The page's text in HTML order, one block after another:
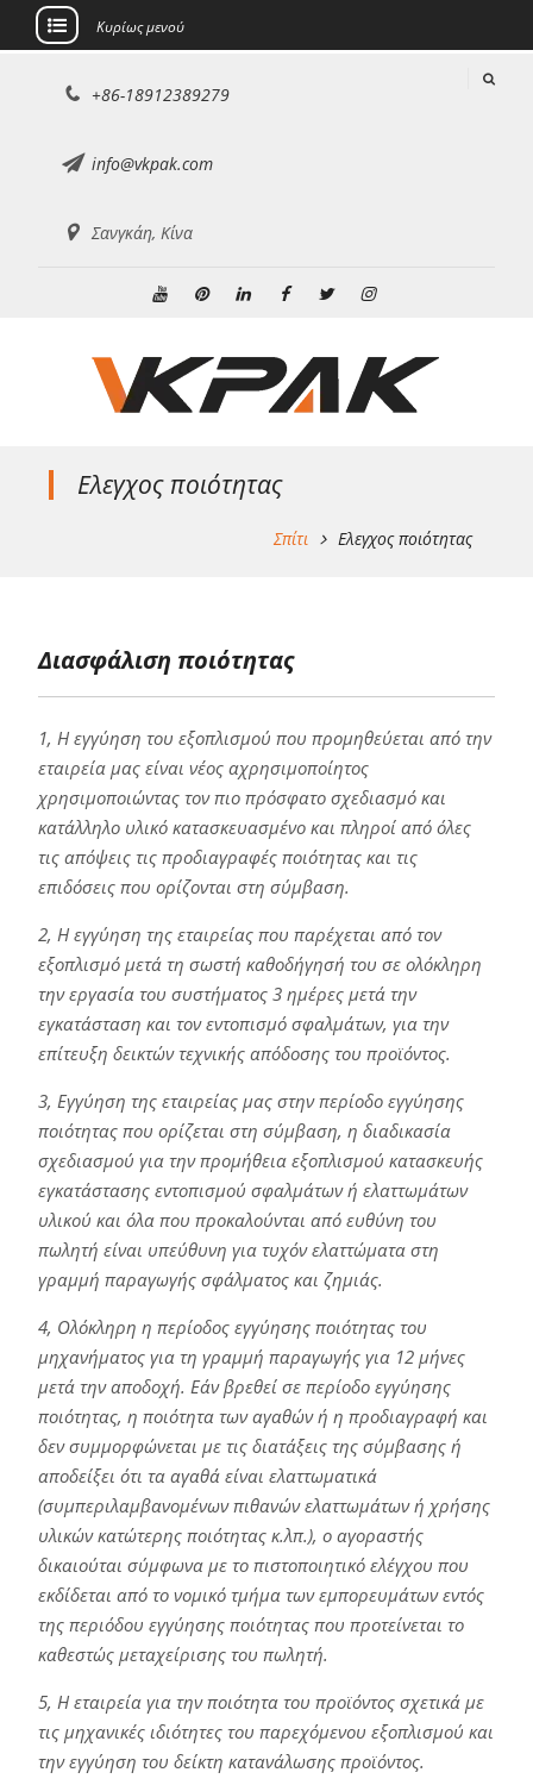
Κυρίως μενού
+86-18912389279
info@vkpak.com
Σανγκάη, Κίνα
Ελεγχος ποιότητας
Σπίτι Ελεγχος ποιότητας
Διασφάλιση ποιότητας
1, Η εγγύηση του εξοπλισμού που προμηθεύεται από την
εταιρεία μας είναι νέος αχρησιμοποίητος
χρησιμοποιώντας τον πιο πρόσφατο σχεδιασμό και
κατάλληλο υλικό κατασκευασμένο και πληροί από όλες
τις απόψεις τις προδιαγραφές ποιότητας και τις
επιδόσεις που ορίζονται στη σύμβαση.
2, Η εγγύηση της εταιρείας που παρέχεται από τον
εξοπλισμό μετά τη σωστή καθοδήγησή του σε ολόκληρη
την εργασία του συστήματος 3 ημέρες μετά την
εγκατάσταση και τον εντοπισμό σφαλμάτων, για την
επίτευξη δεικτών τεχνικής απόδοσης του προϊόντος.
3, Εγγύηση της εταιρείας μας στην περίοδο εγγύησης
ποιότητας που ορίζεται στη σύμβαση, η διαδικασία
σχεδιασμού για την προμήθεια εξοπλισμού κατασκευής
εγκατάστασης εντοπισμού σφαλμάτων ή ελαττωμάτων
υλικού και όλα που προκαλούνται από ευθύνη του
πωλητή είναι υπεύθυνη για τυχόν ελαττώματα στη
γραμμή παραγωγής σφάλματος και ζημιάς.
4, Ολόκληρη η περίοδος εγγύησης ποιότητας του
μηχανήματος για τη γραμμή παραγωγής για 12 μήνες
μετά την αποδοχή. Εάν βρεθεί σε περίοδο εγγύησης
ποιότητας, η ποιότητα των αγαθών ή η προδιαγραφή και
δεν συμμορφώνεται με τις διατάξεις της σύμβασης ή
αποδείξει ότι τα αγαθά είναι ελαττωματικά
(συμπεριλαμβανομένων πιθανών ελαττωμάτων ή χρήσης
υλικών κατώτερης ποιότητας κ.λπ.), ο αγοραστής
δικαιούται σύμφωνα με το πιστοποιητικό ελέγχου που
εκδίδεται από το νομικό τμήμα των εμπορευμάτων εντός
της περιόδου εγγύησης ποιότητας που προτείνεται το
καθεστώς μεταχείρισης του πωλητή.
5, Η εταιρεία για την ποιότητα του προϊόντος σχετικά με
τις μηχανικές ιδιότητες του παρεχόμενου εξοπλισμού και
την εγγύηση του δείκτη κατανάλωσης προϊόντος.